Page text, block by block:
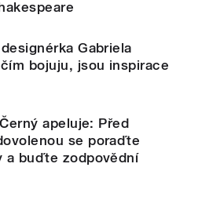
Gabriela
bojuju, jsou inspirace
apeluje: Před
se poraďte
a buďte zodpovědní